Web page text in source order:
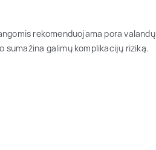
rekomenduojama pora
sumažina galimų komplikacijų riziką.